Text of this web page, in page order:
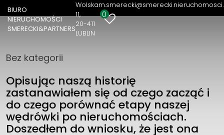
BIURO
NIERUCHOMOŚCI
SMERECKI&PARTNERS
Wolska
11
20-411
LUBLIN
0
BIURO NIERUCHOMOŚCI SMERECKI&PARTNERS
691403403
Bez kategorii
Opisując naszą historię
zastanawiałem się od czego zacząć i
do czego porównać etapy naszej
wędrówki po nieruchomościach.
Doszedłem do wniosku, że jest ona